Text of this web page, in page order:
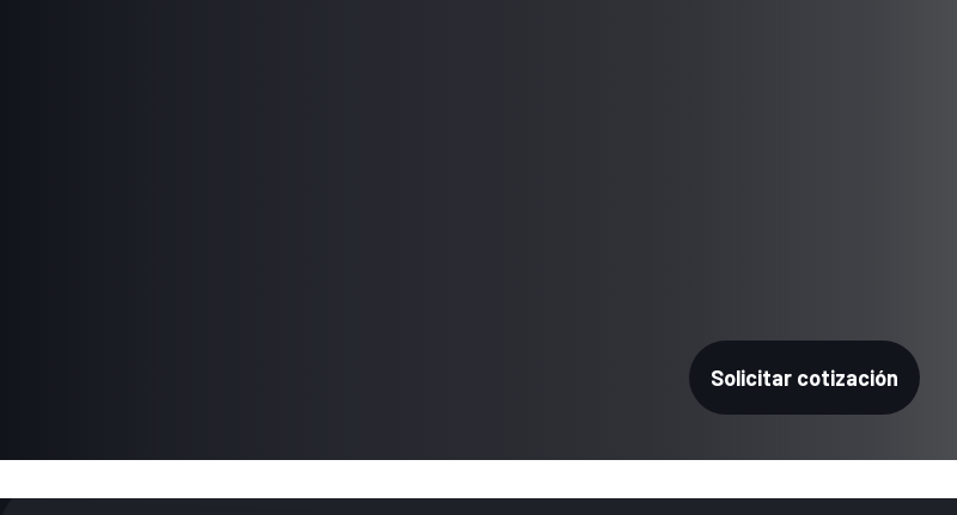
Solicitar cotización